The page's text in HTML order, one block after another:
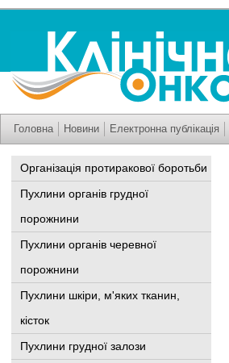
Головна Новини Електронна публікація
Організація протиракової боротьби
Пухлини органів грудної
порожнини
Пухлини органів черевної
порожнини
Пухлини шкіри, м'яких тканин,
кісток
Пухлини грудної залози